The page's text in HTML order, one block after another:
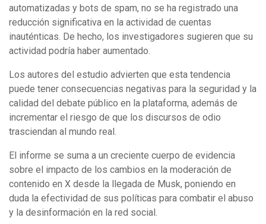
automatizadas y bots de spam, no se ha registrado una
reducción significativa en la actividad de cuentas
inauténticas. De hecho, los investigadores sugieren que su
actividad podría haber aumentado.
Los autores del estudio advierten que esta tendencia
puede tener consecuencias negativas para la seguridad y la
calidad del debate público en la plataforma, además de
incrementar el riesgo de que los discursos de odio
trasciendan al mundo real.
El informe se suma a un creciente cuerpo de evidencia
sobre el impacto de los cambios en la moderación de
contenido en X desde la llegada de Musk, poniendo en
duda la efectividad de sus políticas para combatir el abuso
y la desinformación en la red social.